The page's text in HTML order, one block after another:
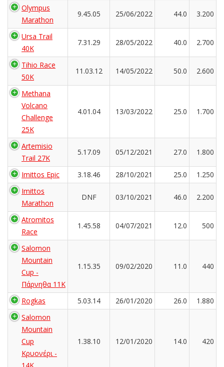
Olympus
Marathon
9.45.05 25/06/2022 44.0 3.200
Ursa Trail
40K
7.31.29 28/05/2022 40.0 2.700
Tihio Race
50K
11.03.12 14/05/2022 50.0 2.600
Methana
Volcano
Challenge
25K
4.01.04 13/03/2022 25.0 1.700
Artemisio
Trail 27K
5.17.09 05/12/2021 27.0 1.800
Imittos Epic 3.18.46 28/10/2021 25.0
1.250
Imittos
Marathon
DNF 03/10/2021 46.0 2.200
Atromitos
Race
1.45.58 04/07/2021 12.0 500
Salomon
Mountain
Cup -
Πάρνηθα 11Κ
1.15.35 09/02/2020 11.0 440
Rogkas 5.03.14 26/01/2020 26.0
1.880
Salomon
Mountain
Cup
Κρυονέρι -
14K
1.38.10 12/01/2020 14.0 420